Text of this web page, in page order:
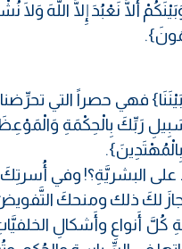
أَلَّا نَعْبُدَ إِلَّا اللَّهَ
فهي حصراً التي
رَبِّكَ بِالْحِكْمَةِ
البشريَّةِ؟! وفي
لكَ ذلك ومنحكَ
أَنواعِ وأَشكالِ الخلفيَّاتِ